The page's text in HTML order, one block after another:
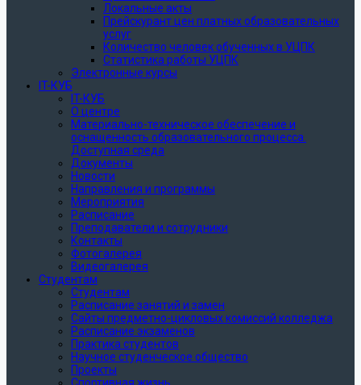
Локальные акты
Прейскурант цен платных образовательных
услуг
Количество человек обученных в УЦПК
Статистика работы УЦПК
Электронные курсы
IT-КУБ
IT-КУБ
О центре
Материально-техническое обеспечение и
оснащенность образовательного процесса.
Доступная среда
Документы
Новости
Направления и программы
Мероприятия
Расписание
Преподаватели и сотрудники
Контакты
Фотогалерея
Видеогалерея
Студентам
Студентам
Расписание занятий и замен
Сайты предметно-цикловых комиссий колледжа
Расписание экзаменов
Практика студентов
Научное студенческое общество
Проекты